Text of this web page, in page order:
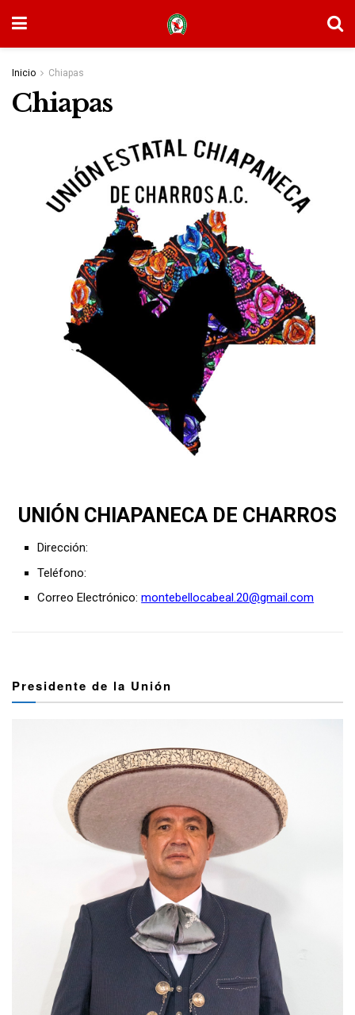
Inicio Chiapas
Chiapas
UNIÓN CHIAPANECA DE CHARROS
Dirección:
Teléfono:
Correo Electrónico:montebellocabeal.20@gmail.com
Presidente de la Unión